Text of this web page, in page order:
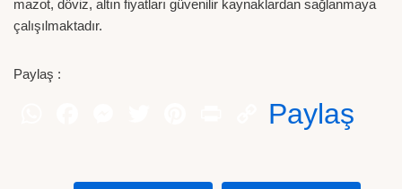
mazot, döviz, altın fiyatları güvenilir kaynaklardan sağlanmaya
çalışılmaktadır.
Paylaş :
Paylaş